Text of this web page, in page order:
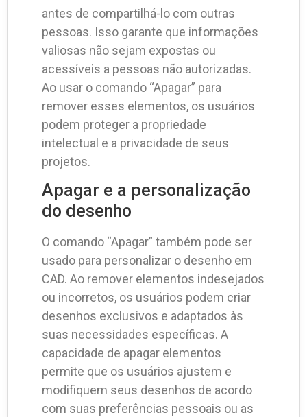
antes de compartilhá-lo com outras
pessoas. Isso garante que informações
valiosas não sejam expostas ou
acessíveis a pessoas não autorizadas.
Ao usar o comando “Apagar” para
remover esses elementos, os usuários
podem proteger a propriedade
intelectual e a privacidade de seus
projetos.
Apagar e a personalização
do desenho
O comando “Apagar” também pode ser
usado para personalizar o desenho em
CAD. Ao remover elementos indesejados
ou incorretos, os usuários podem criar
desenhos exclusivos e adaptados às
suas necessidades específicas. A
capacidade de apagar elementos
permite que os usuários ajustem e
modifiquem seus desenhos de acordo
com suas preferências pessoais ou as